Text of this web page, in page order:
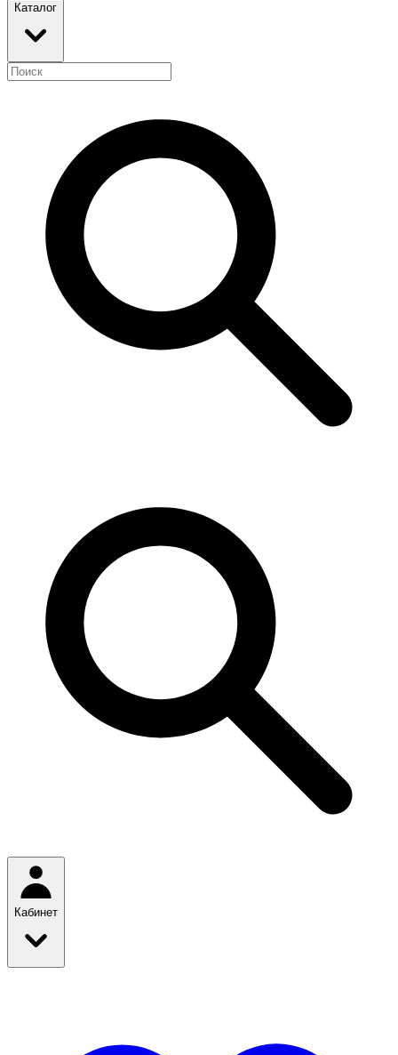
Каталог
Кабинет